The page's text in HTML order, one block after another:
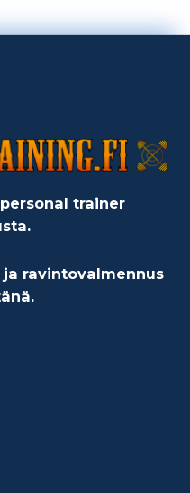
trainer
ravintovalmennus